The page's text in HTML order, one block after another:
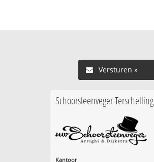
Versturen »
Schoorsteenveger Terschelling
Kantoor